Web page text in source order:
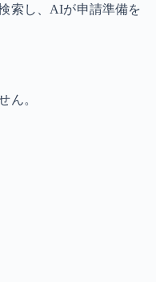
索し、AIが申請準備を
ん。